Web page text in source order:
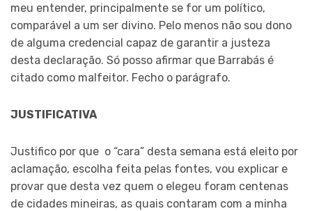
meu entender, principalmente se for um político,
comparável a um ser divino. Pelo menos não sou dono
de alguma credencial capaz de garantir a justeza
desta declaração. Só posso afirmar que Barrabás é
citado como malfeitor. Fecho o parágrafo.
JUSTIFICATIVA
Justifico por que o “cara” desta semana está eleito por
aclamação, escolha feita pelas fontes, vou explicar e
provar que desta vez quem o elegeu foram centenas
de cidades mineiras, as quais contaram com a minha